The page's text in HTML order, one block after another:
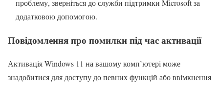
проблему, зверніться до служби підтримки Microsoft за
додатковою допомогою.
Повідомлення про помилки під час активації
Активація Windows 11 на вашому комп’ютері може
знадобитися для доступу до певних функцій або ввімкнення